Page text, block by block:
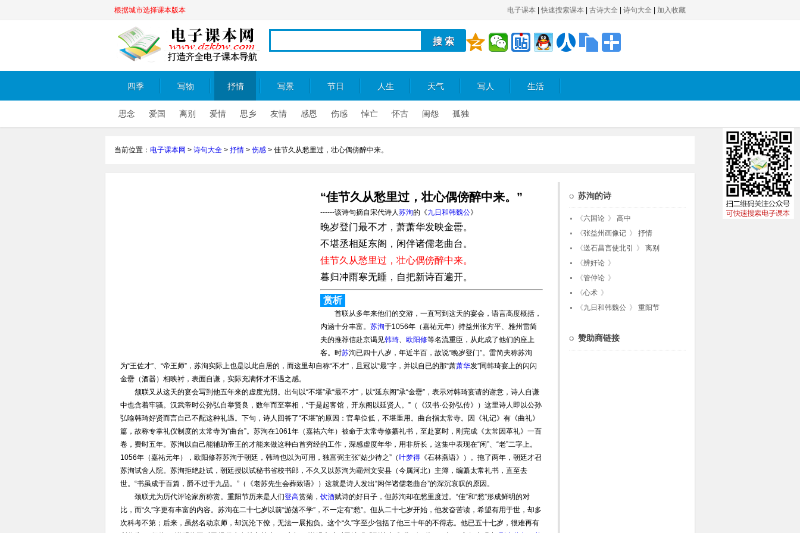
根据城市选择课本版本 电子课本 快速搜索课本 古诗大全 诗句大全 加入收藏
四季 写物 抒情 写景 节日 人生 天气 写人 生活
思念 爱国 离别 爱情 思乡 友情 感恩 伤感 悼亡 怀古 闺怨 孤独
当前位置： 电子课本网 > 诗句大全 > 抒情 > 伤感 > 佳节久从愁里过，壮心偶傍醉中来。
“佳节久从愁里过，壮心偶傍醉中来。”
------该诗句摘自宋代诗人苏洵的《九日和韩魏公》
晚岁登门最不才，萧萧华发映金罍。
不堪丞相延东阁，闲伴诸儒老曲台。
佳节久从愁里过，壮心偶傍醉中来。
暮归冲雨寒无睡，自把新诗百遍开。
赏析
首联从多年来他们的交游，一直写到这天的宴会，语言高度概括，
内涵十分丰富。 苏洵于1056年（嘉祐元年）持益州张方平、雅州雷简
夫的推荐信赴京谒见韩琦、 欧阳修等名流重臣，从此成了他们的座上
客。时苏洵已四十八岁，年近半百，故说“晚岁登门”。雷简夫称苏洵
为“王佐才”、“帝王师”，苏洵实际上也是以此自居的，而这里却自称“不才”，且冠以“最”字，并以自已的那“萧萧华发”同韩琦宴上的闪闪
金罍（酒器）相映衬，表面自谦，实际充满怀才不遇之感。
颔联又从这天的宴会写到他五年来的虚度光阴。出句以“不堪”承“最不才”，以“延东阁”承“金罍”，表示对韩琦宴请的谢意，诗人自谦
中也含着牢骚。汉武帝时公孙弘自举贤良，数年而至宰相，“于是起客馆，开东阁以延贤人。”（《汉书·公孙弘传》）这里诗人即以公孙
弘喻韩琦好贤而言自己不配这种礼遇。下句，诗人回答了“不堪”的原因：官卑位低，不堪重用。曲台指太常寺。因《礼记》有《曲礼》
篇，故称专掌礼仪制度的太常寺为“曲台”。苏洵在1061年（嘉祐六年）被命于太常寺修纂礼书，至赴宴时，刚完成《太常因革礼》一百
卷，费时五年。苏洵以自己能辅助帝王的才能来做这种白首穷经的工作，深感虚度年华，用非所长，这集中表现在“闲”、“老”二字上。
1056年（嘉祐元年），欧阳修荐苏洵于朝廷，韩琦也以为可用，独富弼主张“姑少待之”（叶梦得 《石林燕语》）。拖了两年，朝廷才召
苏洵试舍人院。苏洵拒绝赴试，朝廷授以试秘书省校书郎，不久又以苏洵为霸州文安县（今属河北）主簿，编纂太常礼书，直至去
世。“书虽成于百篇，爵不过于九品。”（《老苏先生会葬致语》）这就是诗人发出“闲伴诸儒老曲台”的深沉哀叹的原因。
颈联尤为历代评论家所称赏。重阳节历来是人们登高赏菊， 饮酒赋诗的好日子，但苏洵却在愁里度过。“佳”和“愁”形成鲜明的对
比，而“久”字更有丰富的内容。苏洵在二十七岁以前“游荡不学”，不一定有“愁”。但从二十七岁开始，他发奋苦读，希望有用于世，却多
次科考不第；后来，虽然名动京师，却沉沦下僚，无法一展抱负。这个“久”字至少包括了他三十年的不得志。他已五十七岁，很难再有
苏洵的诗
《六国论 》 高中
《张益州画像记 》 抒情
《送石昌言使北引 》 离别
《辨奸论 》
《管仲论 》
《心术 》
《九日和韩魏公 》 重阳节
赞助商链接